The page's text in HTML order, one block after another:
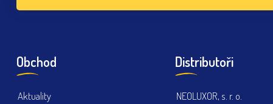
Obchod
Aktuality
Distributoři
NEOLUXOR, s. r. o.